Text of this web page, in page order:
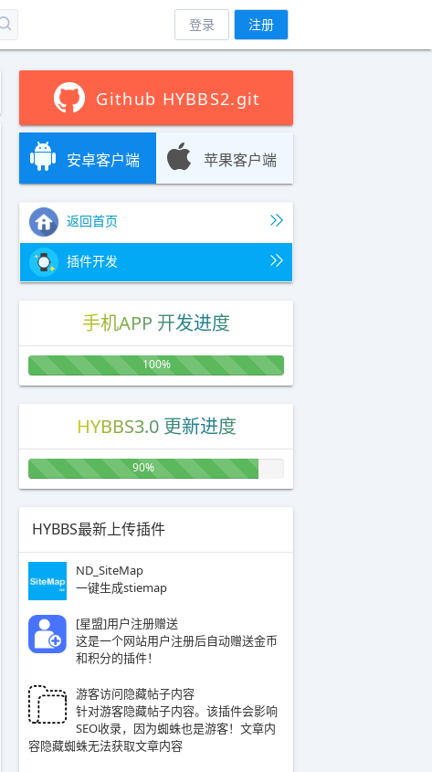
登录 注册
</hide>');
Github HYBBS2.git
安卓客户端 苹果客户端
返回首页
插件开发
手机APP 开发进度
100%
HYBBS3.0 更新进度
90%
HYBBS最新上传插件
ND_SiteMap
一键生成stiemap
[星盟]用户注册赠送
这是一个网站用户注册后自动赠送金币
和积分的插件！
游客访问隐藏帖子内容
针对游客隐藏帖子内容。该插件会影响
SEO收录，因为蜘蛛也是游客！文章内
容隐藏蜘蛛无法获取文章内容